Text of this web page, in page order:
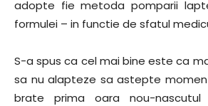
adopte fie metoda pomparii
formulei – in functie de sfatul
S-a spus ca cel mai bine este ca
sa nu alapteze sa astepte
brate prima oara nou-